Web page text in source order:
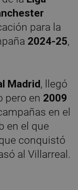
para la
2024-25,
Madrid, llegó
pero en 2009
en el
en el que
conquistó
al Villarreal.